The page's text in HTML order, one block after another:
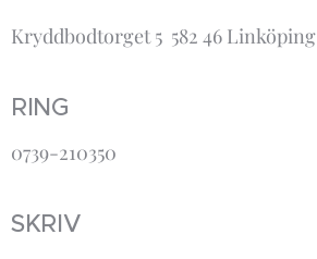
Kryddbodtorget 5 582 46 Linköping
RING
0739-210350
SKRIV